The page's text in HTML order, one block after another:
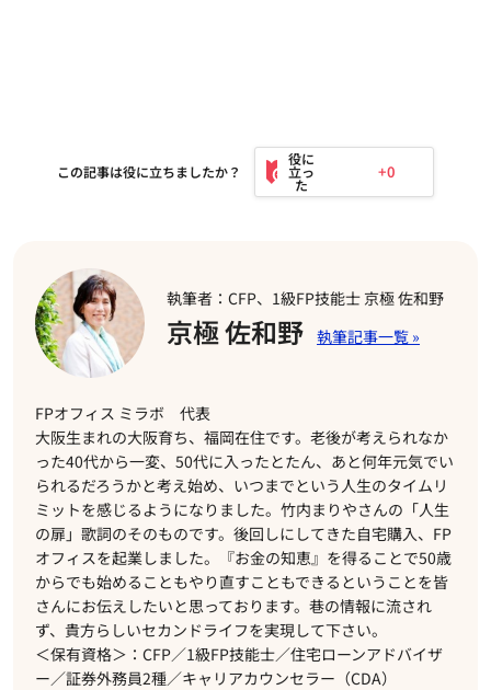
この記事は役に立ちましたか？ +0
執筆者：CFP、1級FP技能士 京極 佐和野
京極 佐和野
FPオフィス ミラボ 代表
大阪生まれの大阪育ち、福岡在住です。老後が考えられなか
った40代から一変、50代に入ったとたん、あと何年元気でい
られるだろうかと考え始め、いつまでという人生のタイムリ
ミットを感じるようになりました。竹内まりやさんの「人生
の扉」歌詞のそのものです。後回しにしてきた自宅購入、FP
オフィスを起業しました。『お金の知恵』を得ることで50歳
からでも始めることもやり直すこともできるということを皆
さんにお伝えしたいと思っております。巷の情報に流され
ず、貴方らしいセカンドライフを実現して下さい。
＜保有資格＞：CFP／1級FP技能士／住宅ローンアドバイザ
ー／証券外務員2種／キャリアカウンセラー（CDA）